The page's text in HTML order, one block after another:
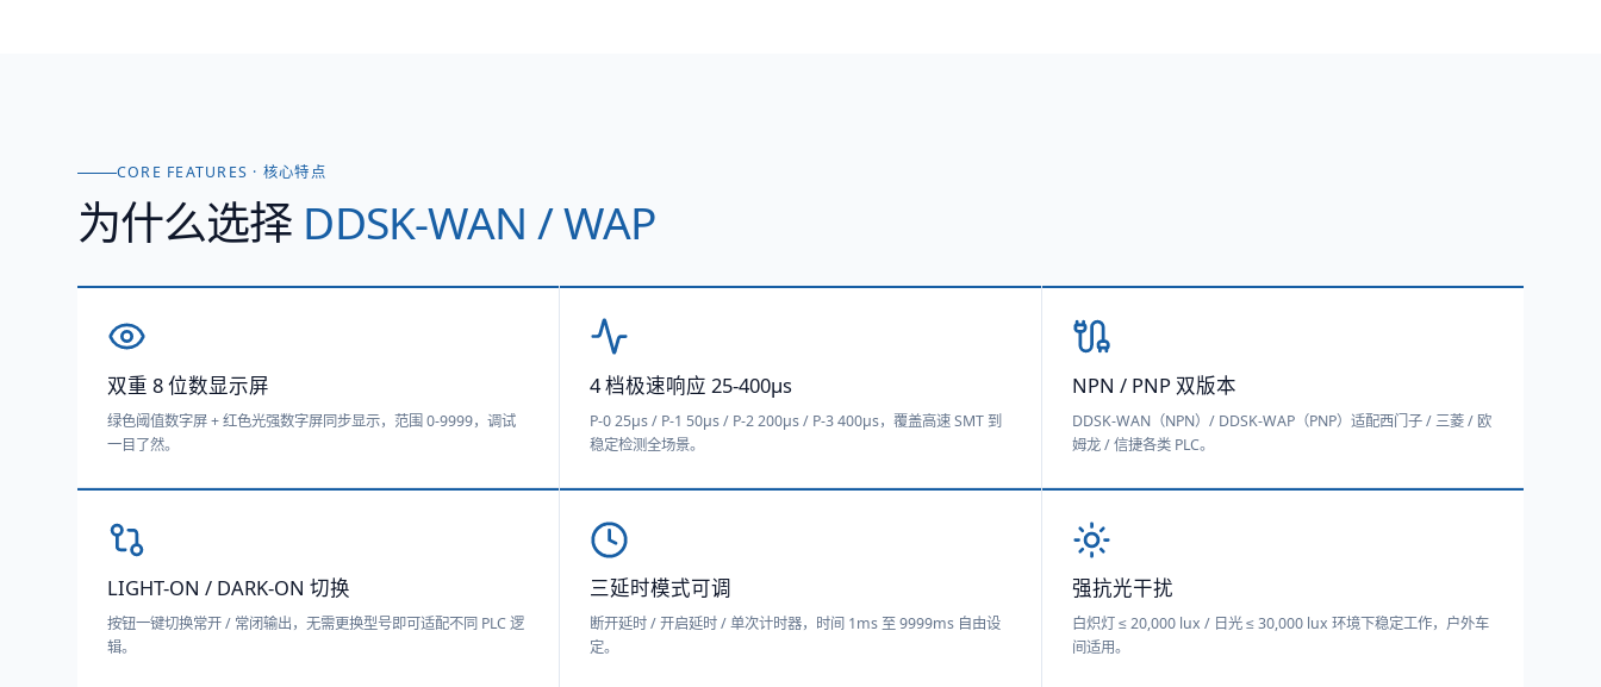
CORE FEATURES · 核心特点
为什么选择 DDSK-WAN / WAP
双重 8 位数显示屏
绿色阈值数字屏 + 红色光强数字屏同步显示，范围 0-9999，调试
一目了然。
4 档极速响应 25-400μs
P-0 25μs / P-1 50μs / P-2 200μs / P-3 400μs，覆盖高速 SMT 到
稳定检测全场景。
NPN / PNP 双版本
DDSK-WAN（NPN）/ DDSK-WAP（PNP）适配西门子 / 三菱 / 欧
姆龙 / 信捷各类 PLC。
LIGHT-ON / DARK-ON 切换
按钮一键切换常开 / 常闭输出，无需更换型号即可适配不同 PLC 逻
辑。
三延时模式可调
断开延时 / 开启延时 / 单次计时器，时间 1ms 至 9999ms 自由设
定。
强抗光干扰
白炽灯 ≤ 20,000 lux / 日光 ≤ 30,000 lux 环境下稳定工作，户外车
间适用。